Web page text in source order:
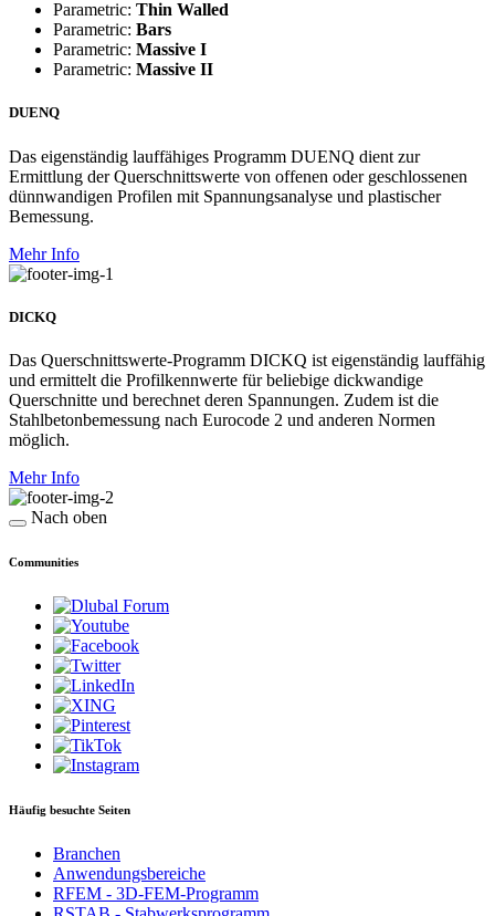
Parametric: Thin Walled
Parametric: Bars
Parametric: Massive I
Parametric: Massive II
DUENQ
Das eigenständig lauffähiges Programm DUENQ dient zur
Ermittlung der Querschnittswerte von offenen oder geschlossenen
dünnwandigen Profilen mit Spannungsanalyse und plastischer
Bemessung.
Mehr Info
DICKQ
Das Querschnittswerte-Programm DICKQ ist eigenständig lauffähig
und ermittelt die Profilkennwerte für beliebige dickwandige
Querschnitte und berechnet deren Spannungen. Zudem ist die
Stahlbetonbemessung nach Eurocode 2 und anderen Normen
möglich.
Mehr Info
Nach oben
Communities
Häufig besuchte Seiten
Branchen
Anwendungsbereiche
RFEM - 3D-FEM-Programm